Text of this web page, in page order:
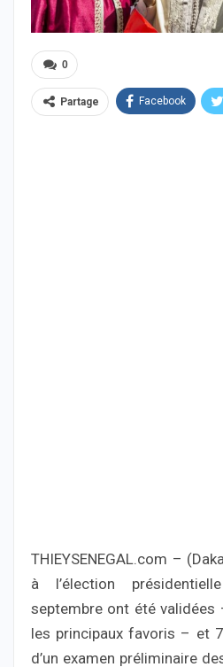
0
Partage Facebook
THIEYSENEGAL.com –
à l’élection
septembre ont été
les principaux favoris – et
d’un examen préliminaire